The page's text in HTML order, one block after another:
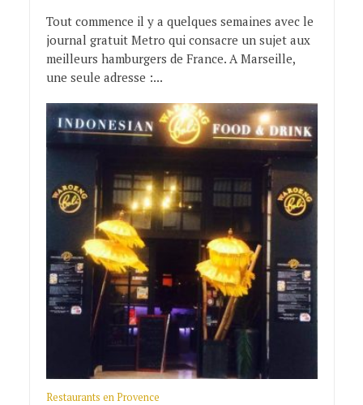
Tout commence il y a quelques semaines avec le
journal gratuit Metro qui consacre un sujet aux
meilleurs hamburgers de France. A Marseille,
une seule adresse :...
Restaurants en Provence